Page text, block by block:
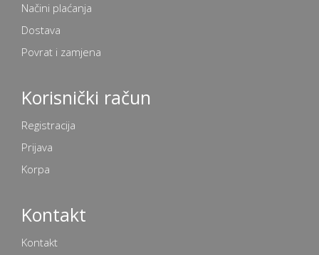
Načini plaćanja
Dostava
Povrat i zamjena
Korisnički račun
Registracija
Prijava
Korpa
Kontakt
Kontakt